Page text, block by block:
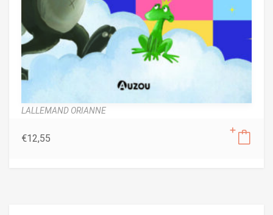
LALLEMAND ORIANNE
€12,55